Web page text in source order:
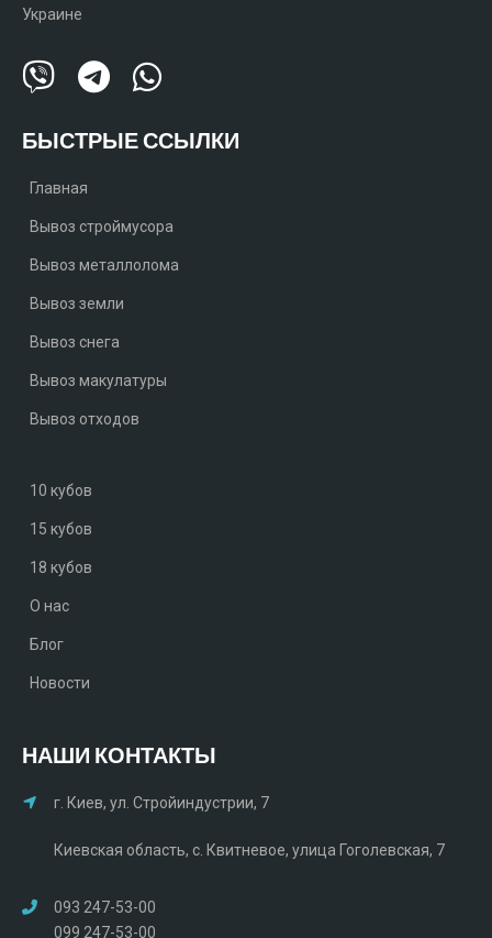
Украине
БЫСТРЫЕ ССЫЛКИ
Главная
Вывоз строймусора
Вывоз металлолома
Вывоз земли
Вывоз снега
Вывоз макулатуры
Вывоз отходов
10 кубов
15 кубов
18 кубов
О нас
Блог
Новости
НАШИ КОНТАКТЫ
г. Киев, ул. Стройиндустрии, 7
Киевская область, с. Квитневое, улица Гоголевская, 7
093 247-53-00
099 247-53-00